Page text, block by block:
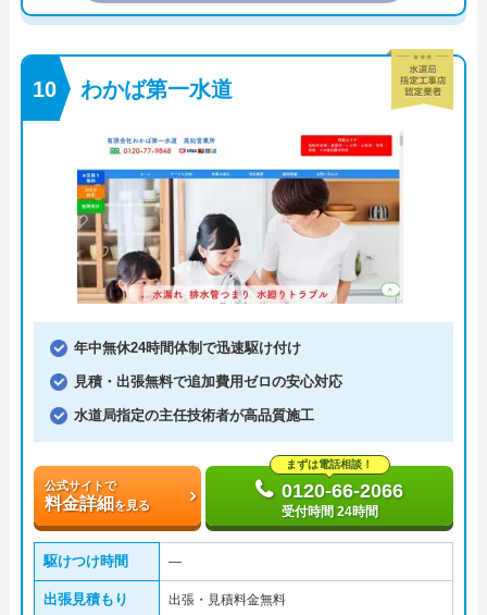
わかば第一水道
年中無休24時間体制で迅速駆け付け
見積・出張無料で追加費用ゼロの安心対応
水道局指定の主任技術者が高品質施工
公式サイトで
料金詳細を見る
まずは電話相談！
0120-66-2066
受付時間 24時間
駆けつけ時間 ―
出張見積もり 出張・見積料金無料